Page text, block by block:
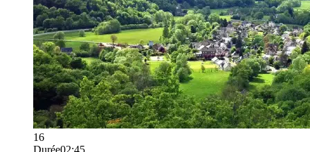
16
Durée02:45